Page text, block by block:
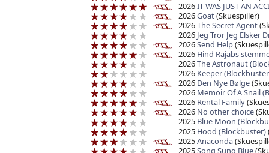
2026IT WAS JUST AN
2026Goat(Skuespiller)
2026The Secret Agent
2026 Jeg Tror Jeg Elsker
2026Send Help
2026 Hind Rajabs
2026The Astronaut
2026 Keeper
2026 Den Nye Bølge
2026 Memoir Of A Snail
2026 Rental Family
2026 No other choice
2025 Blue Moon
2025 Hood (Blockbuster)
2025Anaconda
2025Song Sung Blue